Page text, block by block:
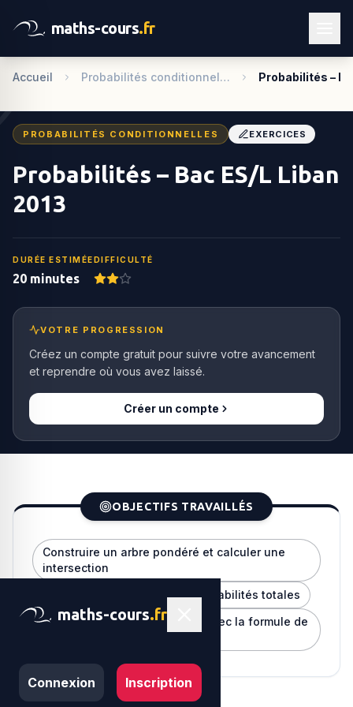
maths-cours.fr
maths-cours.fr
Connexion Inscription
Accueil Probabilités conditionnel… Probabilités –
PROBABILITÉS CONDITIONNELLES EXERCICES
Probabilités – Bac ES/L Liban
2013
DURÉE ESTIMÉE
20 minutes
DIFFICULTÉ
VOTRE PROGRESSION
Créez un compte gratuit pour suivre votre avancement
et reprendre où vous avez laissé.
Créer un compte
OBJECTIFS TRAVAILLÉS
Construire un arbre pondéré et calculer une
intersection
Appliquer la formule des probabilités totales
Inverser un conditionnement avec la formule de